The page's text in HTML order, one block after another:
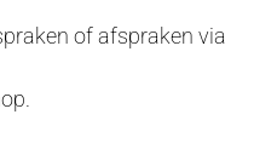
of afspraken via